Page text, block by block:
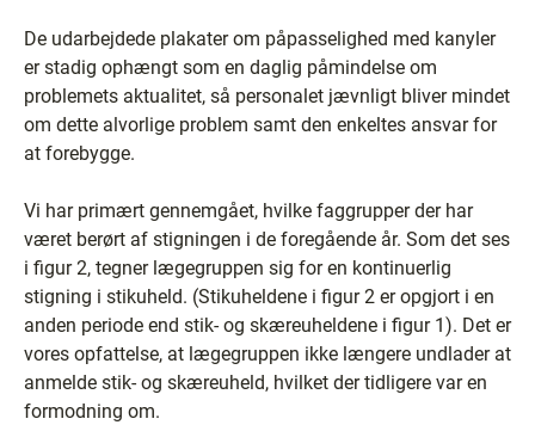
De udarbejdede plakater om påpasselighed med kanyler
er stadig ophængt som en daglig påmindelse om
problemets aktualitet, så personalet jævnligt bliver mindet
om dette alvorlige problem samt den enkeltes ansvar for
at forebygge.
Vi har primært gennemgået, hvilke faggrupper der har
været berørt af stigningen i de foregående år. Som det ses
i figur 2, tegner lægegruppen sig for en kontinuerlig
stigning i stikuheld. (Stikuheldene i figur 2 er opgjort i en
anden periode end stik- og skæreuheldene i figur 1). Det er
vores opfattelse, at lægegruppen ikke længere undlader at
anmelde stik- og skæreuheld, hvilket der tidligere var en
formodning om.